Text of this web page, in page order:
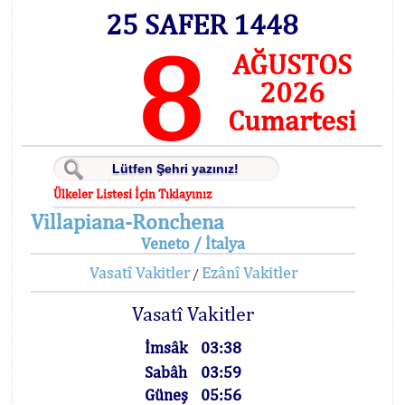
25 SAFER 1448
8
AĞUSTOS
2026
Cumartesi
Ülkeler Listesi İçin Tıklayınız
Villapiana-Ronchena
Veneto / İtalya
Vasatî Vakitler/ Ezânî Vakitler
Vasatî Vakitler
İmsâk
03:38
Sabâh
03:59
Güneş
05:56